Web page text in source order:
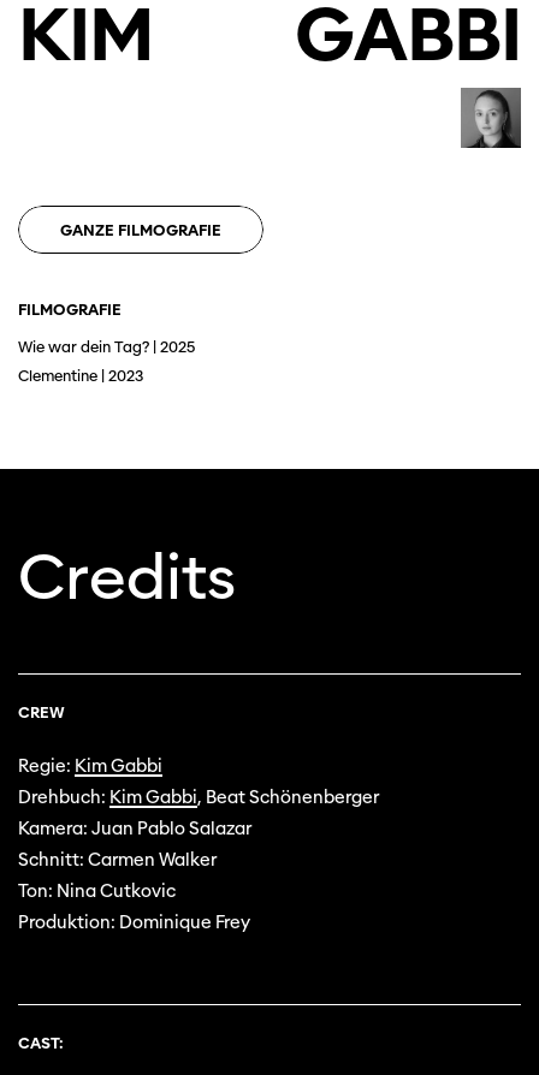
nicht optimal dargestellt. Bitte
KIM GABBI
GANZE FILMOGRAFIE
FILMOGRAFIE
Wie war dein Tag? | 2025
Clementine | 2023
Credits
CREW
Regie: Kim Gabbi
Drehbuch: Kim Gabbi, Beat Schönenberger
Kamera: Juan Pablo Salazar
Schnitt: Carmen Walker
Ton: Nina Cutkovic
Produktion: Dominique Frey
CAST: